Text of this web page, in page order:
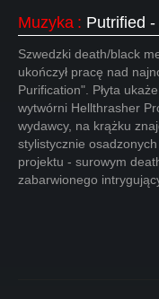
Muzyka : Putrified
Szwedzki death/black
ukończył pracę nad
Purification". Płyta
wytwórni Hellthrasher
wydawcy, na krążku
stylistycznie
projektu - surowym
zabarwionego